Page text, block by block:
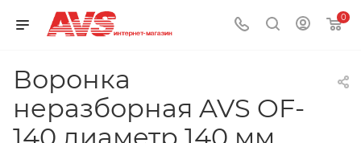
0
Воронка
неразборная AVS OF-